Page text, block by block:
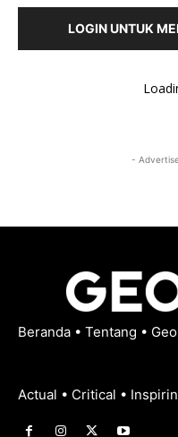
LOGIN UNTUK
-
Beranda • Tentang •
Actual • Critical •